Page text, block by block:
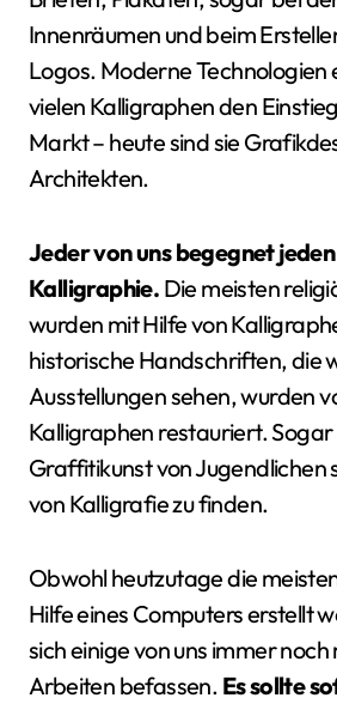
Innenräumen und beim
Logos. Moderne
vielen Kalligraphen den
Markt – heute sind sie
Architekten.
Jeder von uns begegnet
Kalligraphie. Die meisten
wurden mit Hilfe von
historische Handschriften, die
Ausstellungen sehen, wurden
Kalligraphen restauriert.
Graffitikunst von Jugendlichen
von Kalligrafie zu finden.
Obwohl heutzutage die
Hilfe eines Computers erstellt
sich einige von uns immer
Arbeiten befassen. Es sollte